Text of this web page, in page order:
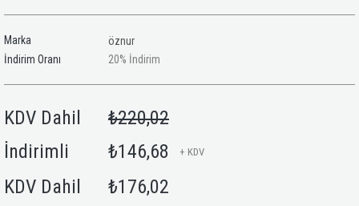
Marka
öznur
İndirim Oranı
%
20 İndirim
KDV Dahil
₺220,02
İndirimli
₺146,68 + KDV
KDV Dahil ₺176,02